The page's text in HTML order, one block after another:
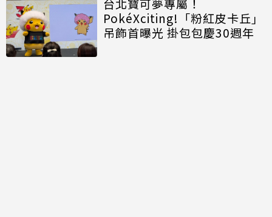
PokéXciting!「粉紅皮卡丘」
吊飾首曝光 掛包包慶30週年